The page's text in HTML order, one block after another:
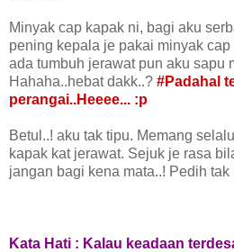
Minyak cap kapak ni, bagi aku
pening kepala je pakai minyak
ada tumbuh jerawat pun aku sapu
Hahaha..hebat dakk..? #Padahal
perangai..Heeee... :p
Betul..! aku tak tipu. Memang
kapak kat jerawat. Sejuk je rasa
jangan bagi kena mata..! Pedih tak
Kata Hati : Kalau keadaan